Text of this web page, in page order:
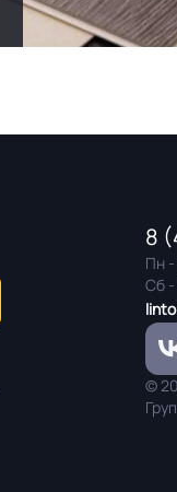
8
Пн
Сб -
©